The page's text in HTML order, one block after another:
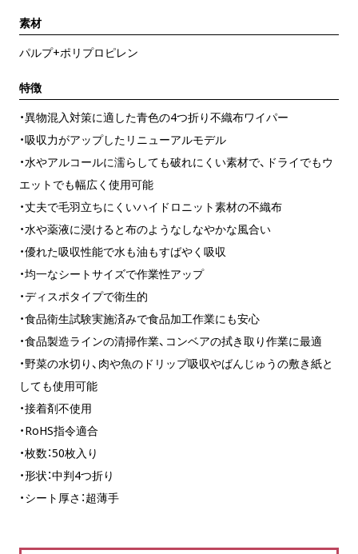
素材
パルプ+ポリプロピレン
特徴
・異物混入対策に適した青色の4つ折り不織布ワイパー
・吸収力がアップしたリニューアルモデル
・水やアルコールに濡らしても破れにくい素材で、ドライでもウ
エットでも幅広く使用可能
・丈夫で毛羽立ちにくいハイドロニット素材の不織布
・水や薬液に浸けると布のようなしなやかな風合い
・優れた吸収性能で水も油もすばやく吸収
・均一なシートサイズで作業性アップ
・ディスポタイプで衛生的
・食品衛生試験実施済みで食品加工作業にも安心
・食品製造ラインの清掃作業、コンベアの拭き取り作業に最適
・野菜の水切り、肉や魚のドリップ吸収やばんじゅうの敷き紙と
しても使用可能
・接着剤不使用
・RoHS指令適合
・枚数：50枚入り
・形状：中判4つ折り
・シート厚さ：超薄手